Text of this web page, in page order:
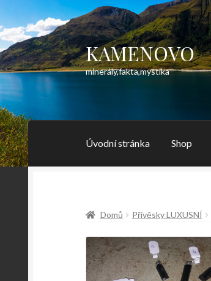
Přeskočit
na
navigaci
Přejít
k
obsahu
KAMENOVO
minerály,fakta,mystika
Úvodní stránka Shop
Domů Přívěsky LUXUSNÍ